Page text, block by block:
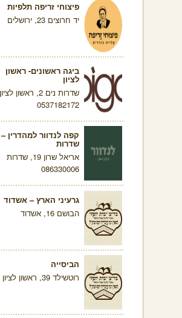
פיצוחי זריפה תלפיות
יד חרוצים 23, ירושלים
ביגה ראשונים- ראשון
לציון
שדרות נים 2, ראשון לציון
0537182172
קפה לנדוור למהדרין –
שדרות
אריאל שרון 19, שדרות
086330006
גרעיני הארץ – אשדוד
הבושם 16, אשדוד
הביסייה
רוטשילד 39, ראשון לציון